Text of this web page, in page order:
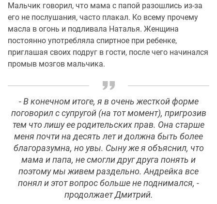
Мальчик говорил, что мама с папой разошлись из-за
его не послушания, часто плакал. Ко всему прочему
масла в огонь и подливала Наталья. Женщина
постоянно употребляла спиртное при ребенке,
приглашая своих подруг в гости, после чего начинался
промыв мозгов мальчика.
- В конечном итоге, я в очень жесткой форме
поговорил с супругой (на тот момент), пригрозив
тем что лишу ее родительских прав. Она старше
меня почти на десять лет и должна быть более
благоразумна, но увы. Сыну же я объяснил, что
мама и папа, не смогли друг друга понять и
поэтому мы живем раздельно. Андрейка все
понял и этот вопрос больше не поднимался, -
продолжает Дмитрий.